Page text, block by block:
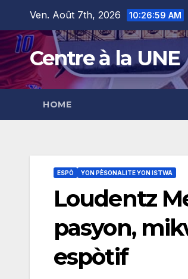
content
content
Ven. Août 7th, 2026 10:27:00 AM
Centre à la UNE
HOME
ESPÒ YON PÈSONALITE YON ISTWA
Loudentz
pasyon,
espòtif